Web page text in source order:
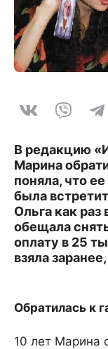
В редакцию
Марина
поняла, что
была
Ольга как раз
обещала
оплату в 25
взяла
Обратилась к
10 лет